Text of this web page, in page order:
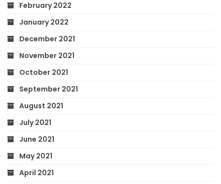
February 2022
January 2022
December 2021
November 2021
October 2021
September 2021
August 2021
July 2021
June 2021
May 2021
April 2021